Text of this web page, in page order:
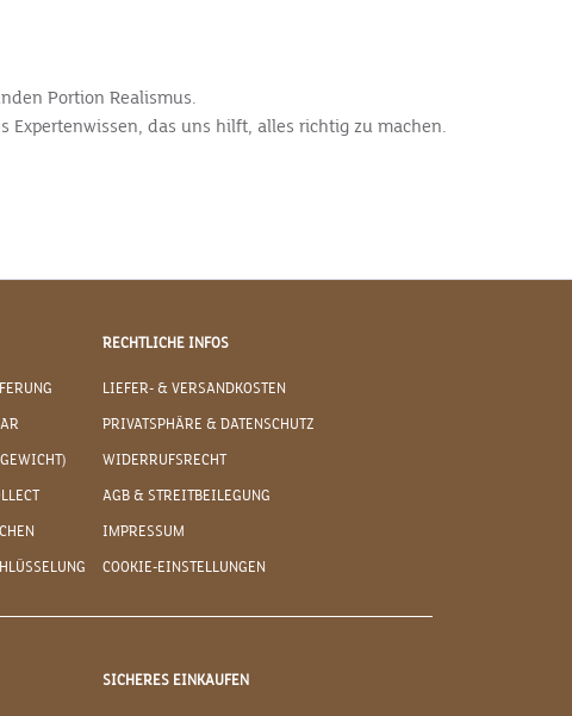
Portion Realismus.
Expertenwissen, das uns hilft, alles richtig zu machen.
RECHTLICHE INFOS
LIEFER- & VERSANDKOSTEN
PRIVATSPHÄRE & DATENSCHUTZ
WIDERRUFSRECHT
AGB & STREITBEILEGUNG
IMPRESSUM
COOKIE-EINSTELLUNGEN
SICHERES EINKAUFEN